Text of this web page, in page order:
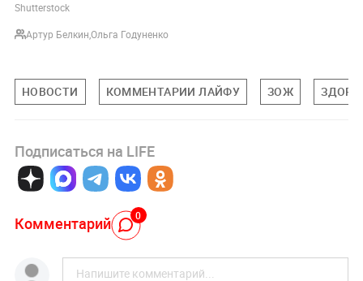
Shutterstock
Артур БелкинОльга Годуненко
НОВОСТИ КОММЕНТАРИИ ЛАЙФУ ЗОЖ
Подписаться на LIFE
Комментарий 0